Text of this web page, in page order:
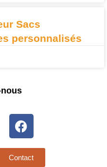
Sacs
personnalisés
Contact